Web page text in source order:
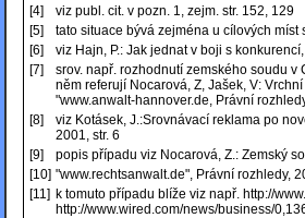
[4]
viz publ. cit. v pozn. 1, zejm. str. 152, 129
[5]
tato situace bývá zejména u cílových míst
[6]
viz Hajn, P.: Jak jednat v boji s
[7]
srov. např. rozhodnutí zemského soudu
něm referují Nocarová, Z, Jašek, V:
"www.anwalt-hannover.de, Právní
[8]
viz Kotásek, J.:Srovnávací reklama po
2001, str. 6
[9]
popis případu viz Nocarová, Z.: Zemský
[10] "www.rechtsanwalt.de", Právní rozhledy,
[11] k tomuto případu blíže viz např. http://
http://www.wired.com/news/business/